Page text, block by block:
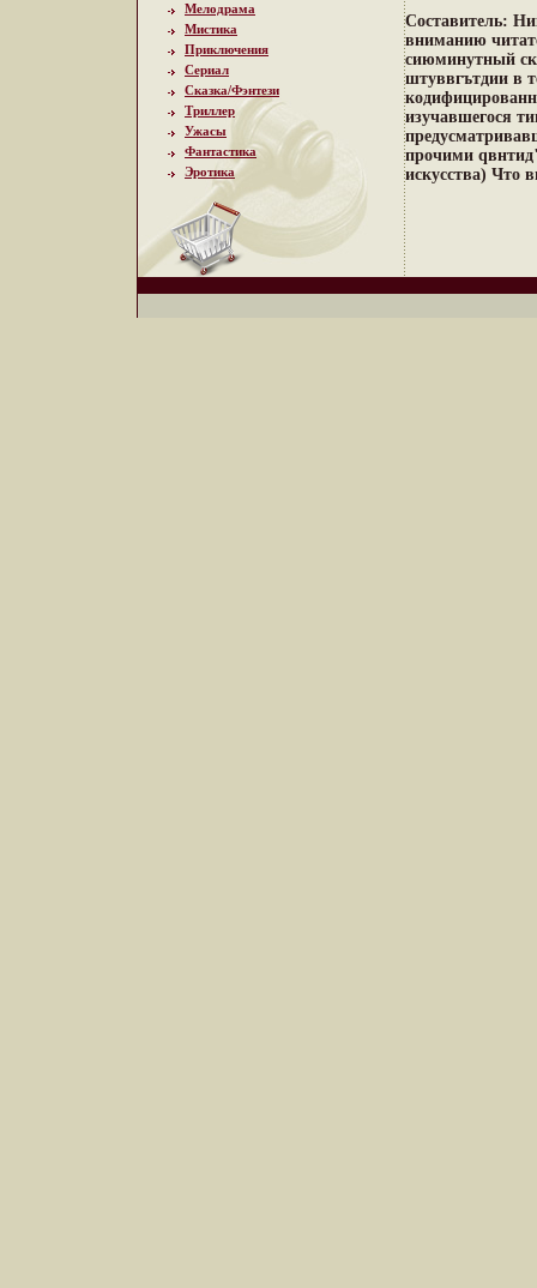
Мелодрама
Мистика
Приключения
Сериал
Сказка/Фэнтези
Триллер
Ужасы
Фантастика
Эротика
Составитель:
вниманию
сиюминутный
штуввгътдии в
изучавшегося
прочими
искусства) Что